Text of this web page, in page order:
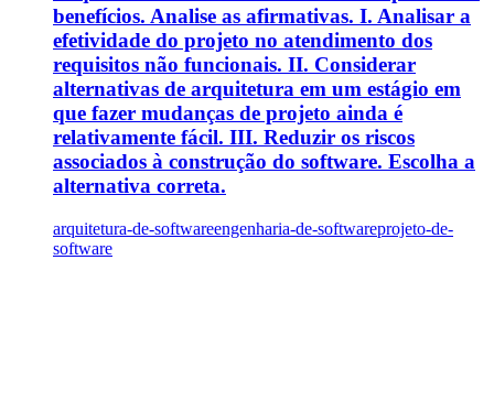
benefícios. Analise as afirmativas. I. Analisar a
efetividade do projeto no atendimento dos
requisitos não funcionais. II. Considerar
alternativas de arquitetura em um estágio em
que fazer mudanças de projeto ainda é
relativamente fácil. III. Reduzir os riscos
associados à construção do software. Escolha a
alternativa correta.
arquitetura-de-softwareengenharia-de-softwareprojeto-de-
software